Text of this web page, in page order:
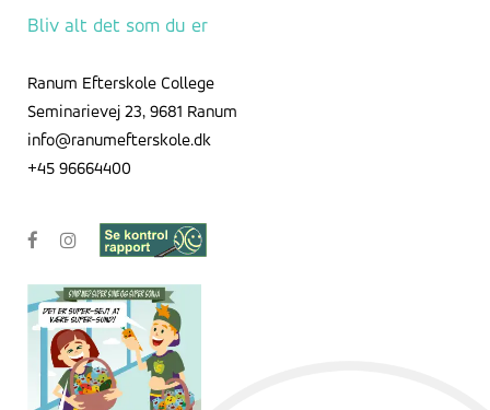
Bliv alt det som du er
Ranum Efterskole College
Seminarievej 23, 9681 Ranum
info@ranumefterskole.dk
+45 96664400